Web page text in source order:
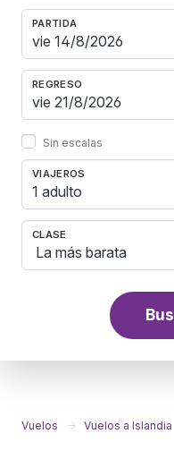
PARTIDA
REGRESO
Sin escalas
VIAJEROS
1 adulto
CLASE
Vuelos Vuelos a Islandia